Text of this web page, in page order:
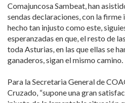
Comajuncosa Sambeat, han
sendas declaraciones, con la
hecho tan injusto como este,
esperanzadas en que, el resto de
toda Asturias, en las que ellas se
ganaderos, sigan el mismo camino.
Para la Secretaria General de
Cruzado, “supone una gran